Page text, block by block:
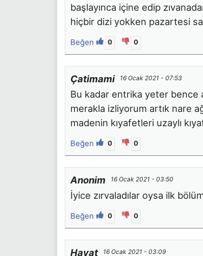
başlayınca içine edip
hiçbir dizi yokken pazartesi
Beğen 0 0
Çatimami 16 Ocak 2021 - 07:53
Bu kadar entrika yeter bence
merakla izliyorum artık nare
madenin kıyafetleri uzaylı
Beğen 0 0
Anonim 16 Ocak 2021 - 03:50
İyice zırvaladılar oysa ilk
Beğen 0 0
Hayat 16 Ocak 2021 - 03:09